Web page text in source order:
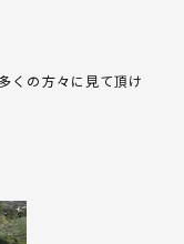
くの方々に見て頂け